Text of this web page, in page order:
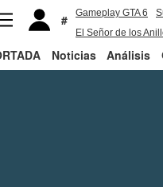
Gameplay GTA 6
El Señor de los
Noticias Análisis